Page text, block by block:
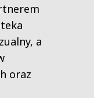
a
oraz